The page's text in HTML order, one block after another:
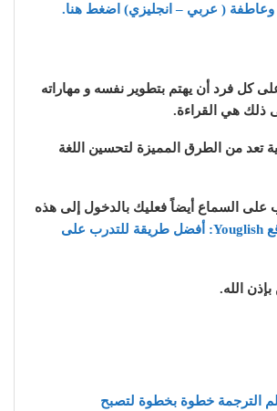
وعاطفة ( عربي – انجليزي) اضغط هنا.
كل فرد أن يهتم بتطوير نفسه و مهاراته
ذلك هي القراءة.
تعد من الطرق المميزة لتحسين اللغة
على السماع أيضاً فعليك بالدخول إلى هذه
( شرح موقع Youglish: أفضل طريقة للتدرب على
الله.
الترجمة خطوة بخطوة لتصبح